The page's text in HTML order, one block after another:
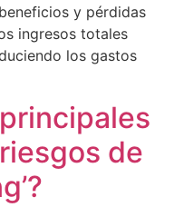
y pérdidas
ingresos totales
los gastos
de